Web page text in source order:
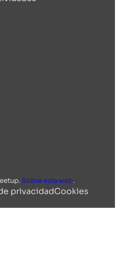
Sobre esta web.
privacidadCookies